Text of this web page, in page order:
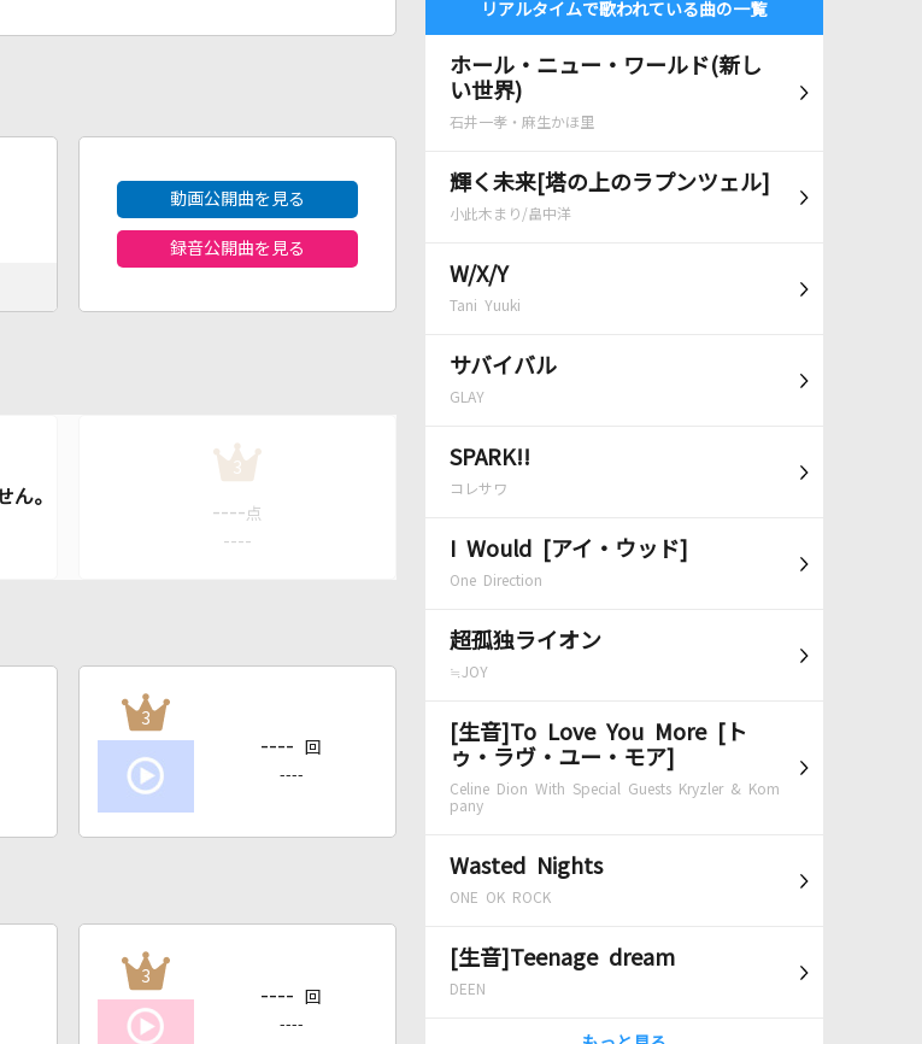
リアルタイムで歌われている曲の一覧
ホール・ニュー・ワールド(新し
い世界)
石井一孝・麻生かほ里
輝く未来[塔の上のラプンツェル]
小此木まり/畠中洋
W/X/Y
Tani Yuuki
サバイバル
GLAY
SPARK!!
コレサワ
I Would [アイ・ウッド]
One Direction
超孤独ライオン
≒JOY
[生音]To Love You More [ト
ゥ・ラヴ・ユー・モア]
Celine Dion With Special Guests Kryzler & Kom
pany
Wasted Nights
ONE OK ROCK
[生音]Teenage dream
DEEN
動画公開曲を見る
録音公開曲を見る
3
---- 点
----
3
---- 回
----
3
---- 回
----